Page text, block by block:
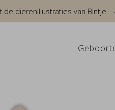
dierenillustraties van Bintje